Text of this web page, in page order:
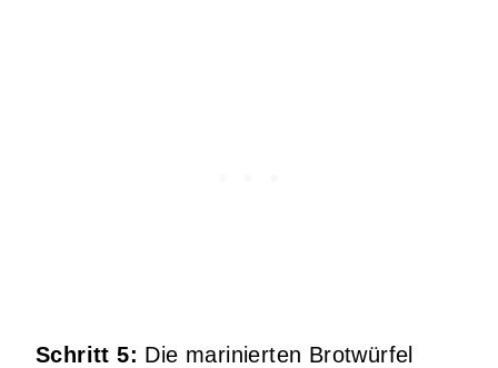
Schritt 5: Die marinierten Brotwürfel